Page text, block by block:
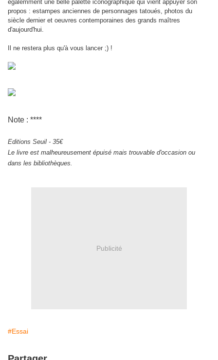
égalemment une belle palette iconographique qui vient appuyer son
propos : estampes anciennes de personnages tatoués, photos du
siècle dernier et oeuvres contemporaines des grands maîtres
d'aujourd'hui.
Il ne restera plus qu'à vous lancer ;) !
Note : ****
Editions Seuil - 35€
Le livre est malheureusement épuisé mais trouvable d'occasion ou
dans les bibliothèques.
Publicité
#Essai